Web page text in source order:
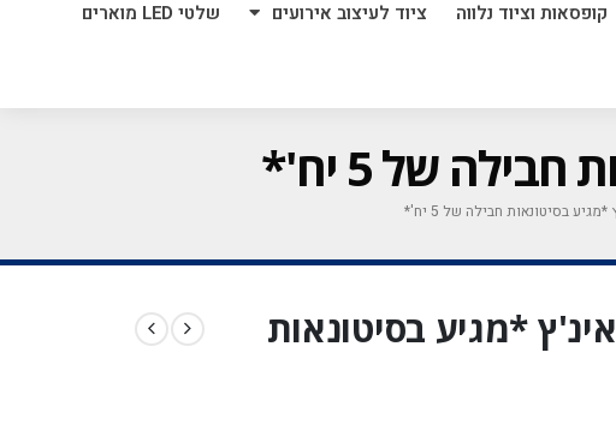
קופסאות וציוד נלווה ציוד לעיצוב אירועים שלטי LED מוארים
מיילר כתר כסוף 36 אינ'ץ *מגיע בסיטונאות